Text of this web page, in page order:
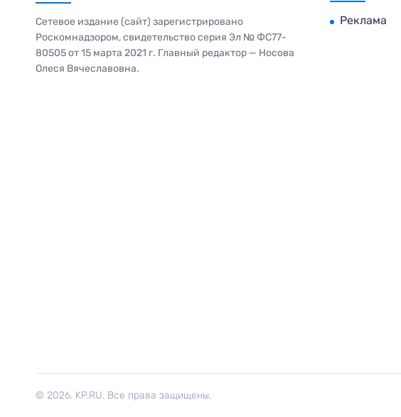
Сетевое издание (сайт) зарегистрировано
Роскомнадзором, свидетельство серия Эл № ФС77-
80505 от 15 марта 2021 г. Главный редактор — Носова
Олеся Вячеславовна.
Реклама
© 2026. KP.RU. Все права защищены.